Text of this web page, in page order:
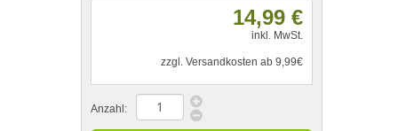
14,99 €
inkl. MwSt.
zzgl. Versandkosten ab 9,99€
Anzahl: